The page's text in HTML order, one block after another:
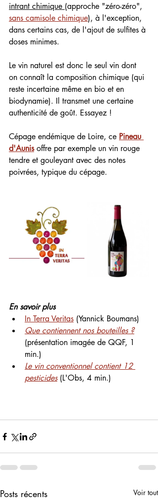
intrant chimique (approche "zéro-zéro",
sans camisole chimique), à l'exception,
dans certains cas, de l'ajout de sulfites à
doses minimes.
Le vin naturel est donc le seul vin dont
on connaît la composition chimique (qui
reste incertaine même en bio et en
biodynamie). Il transmet une certaine
authenticité de goût. Essayez !
Cépage endémique de Loire, ce Pineau
d'Aunis offre par exemple un vin rouge
tendre et gouleyant avec des notes
poivrées, typique du cépage.
En savoir plus
In Terra Veritas (Yannick Boumans)
Que contiennent nos bouteilles ?
(présentation imagée de QQF, 1
min.)
Le vin conventionnel contient 12
pesticides (L'Obs, 4 min.)
Posts récents Voir tout